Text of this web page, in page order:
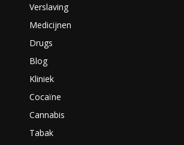
Verslaving
Medicijnen
Drugs
Blog
Kliniek
Cocaïne
Cannabis
Tabak